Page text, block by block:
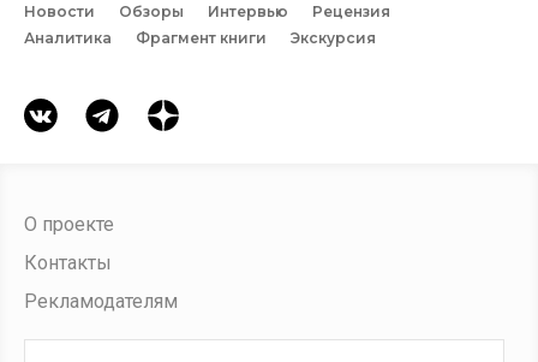
Новости Обзоры Интервью
Рецензия
Аналитика
Фрагмент книги Экскурсия
О проекте
Контакты
Рекламодателям